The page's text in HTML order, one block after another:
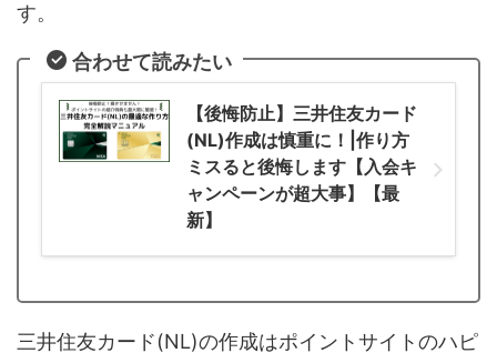
す。
合わせて読みたい
【後悔防止】三井住友カード
(NL)作成は慎重に！|作り方
ミスると後悔します【入会キ
ャンペーンが超大事】【最
新】
三井住友カード(NL)の作成はポイントサイトのハピ